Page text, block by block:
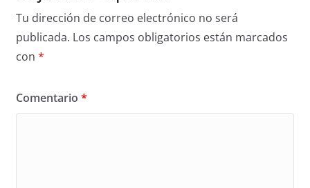
Tu dirección de correo electrónico no será
publicada. Los campos obligatorios están marcados
con *
Comentario *